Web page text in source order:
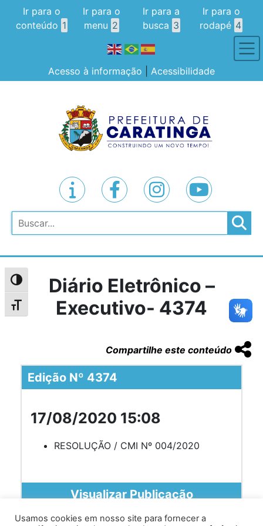
Alternar alto contraste
Alternar tamanho da fonte
Ir para o
conteúdo 1
Ir para o
menu 2
Ir para a
busca 3
Ir para o
rodapé 4
Acesso à informação Acessibilidade
Pesquisar
Diário Eletrônico –
Executivo- 4374
Compartilhe este conteúdo
Edição Nº 4374
17/08/2020 15:08
RESOLUÇÃO / CMI Nº 004/2020
Visualizar Publicação
Usamos cookies em nosso site para fornecer a